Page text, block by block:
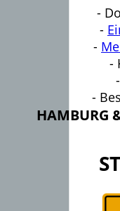
-
-
-
-
-
-
HAMBURG